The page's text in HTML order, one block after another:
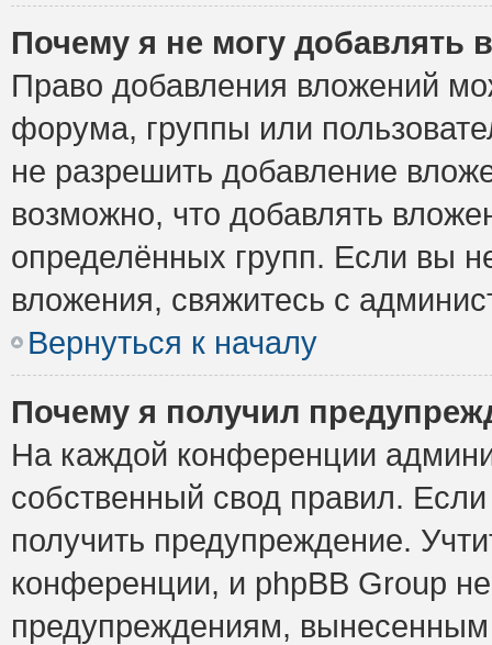
Почему я не могу добавлять
Право добавления вложений
форума, группы или
не разрешить добавление
возможно, что добавлять
определённых групп. Если вы
вложения, свяжитесь с
Вернуться к началу
Почему я получил
На каждой конференции
собственный свод правил.
получить предупреждение.
конференции, и phpBB Group
предупреждениям,